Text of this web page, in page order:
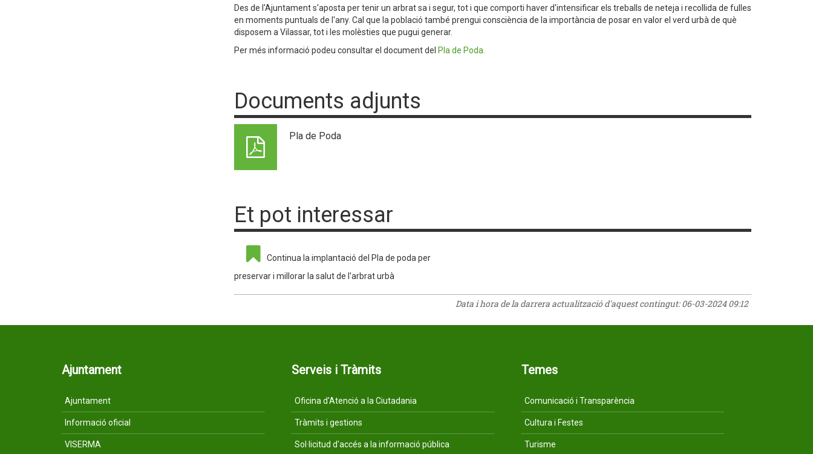
Des de l'Ajuntament s'aposta per tenir un arbrat sa i segur, tot i que comporti haver d'intensificar els treballs de neteja i recollida de fulles
en moments puntuals de l'any. Cal que la població també prengui consciència de la importància de posar en valor el verd urbà de què
disposem a Vilassar, tot i les molèsties que pugui generar.
Per més informació podeu consultar el document del Pla de Poda.
Documents adjunts
Pla de Poda
Et pot interessar
Continua la implantació del Pla de poda per
preservar i millorar la salut de l'arbrat urbà
Data i hora de la darrera actualització d'aquest contingut:06-03-2024 09:12
Ajuntament
Ajuntament
Informació oficial
VISERMA
Serveis i Tràmits
Oficina d'Atenció a la Ciutadania
Tràmits i gestions
Sol·licitud d'accés a la informació pública
Temes
Comunicació i Transparència
Cultura i Festes
Turisme